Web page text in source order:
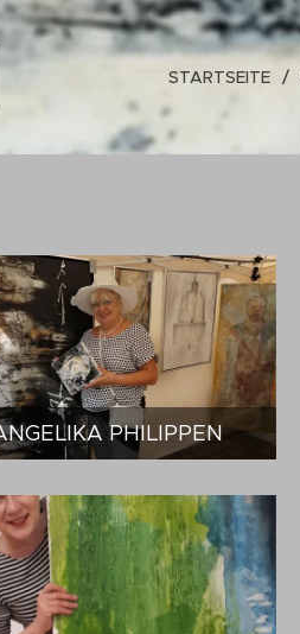
STARTSEITE
PHILIPPEN